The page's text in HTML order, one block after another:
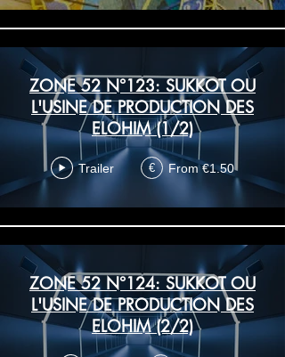
ZONE 52 N°123: SUKKOT OU
L'USINE DE PRODUCTION DES
ELOHIM (1/2)
Trailer € From €1.50
ZONE 52 N°124: SUKKOT OU
L'USINE DE PRODUCTION DES
ELOHIM (2/2)